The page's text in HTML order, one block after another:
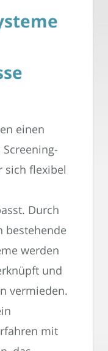
einen
sich flexibel
Durch
bestehende
werden
und
vermieden.
mit